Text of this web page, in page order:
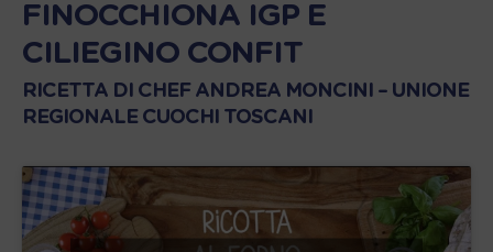
FINOCCHIONA IGP E
CILIEGINO CONFIT
RICETTA DI CHEF ANDREA MONCINI – UNIONE
REGIONALE CUOCHI TOSCANI